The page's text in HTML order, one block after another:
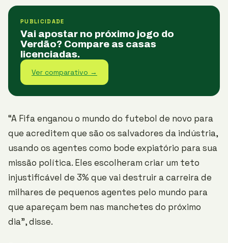
PUBLICIDADE
Vai apostar no próximo jogo do
Verdão? Compare as casas
licenciadas.
Ver comparativo →
“A Fifa enganou o mundo do futebol de novo para
que acreditem que são os salvadores da indústria,
usando os agentes como bode expiatório para sua
missão política. Eles escolheram criar um teto
injustificável de 3% que vai destruir a carreira de
milhares de pequenos agentes pelo mundo para
que apareçam bem nas manchetes do próximo
dia”, disse.